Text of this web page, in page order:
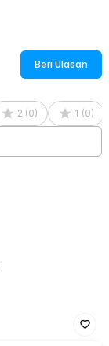
Beri Ulasan
2 (0) 1 (0)